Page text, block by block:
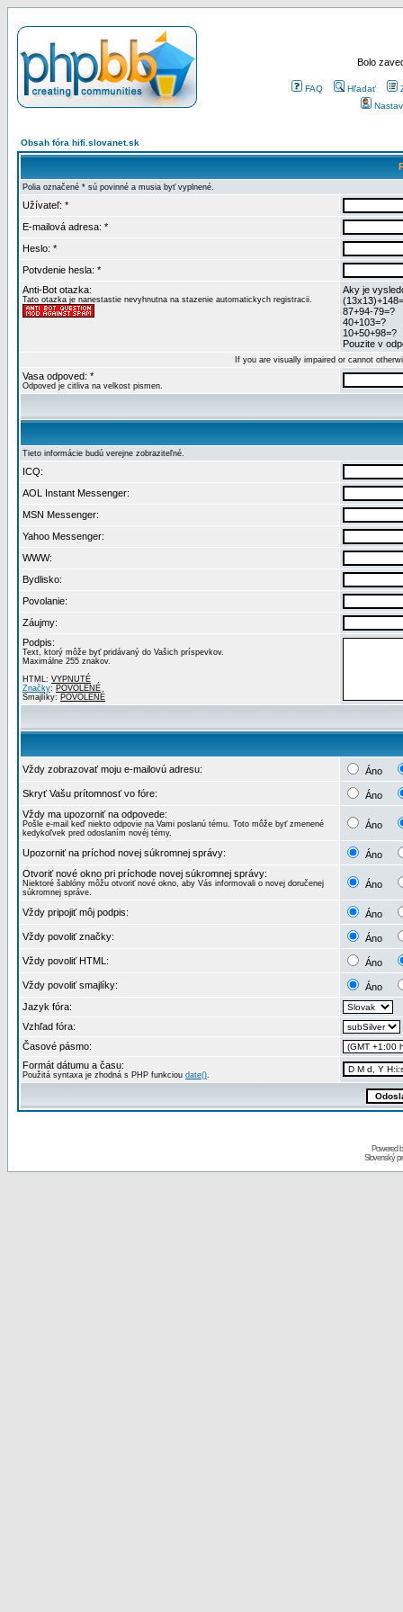
Bolo
FAQ Hľadať
Obsah fóra hifi.slovanet.sk
Polia označené * sú povinné a musia byť vyplnené.
Užívateľ: *
E-mailová adresa: *
Heslo: *
Potvdenie hesla: *
Anti-Bot otazka:
Tato otazka je nanestastie nevyhnutna na stazenie automatickych registracii.
Aky je
87+94-79=?
40+103=?
10+50+98=?
Pouzite v
If you are visually impaired or cannot
Vasa odpoved: *
Odpoved je citliva na velkost pismen.
Tieto informácie budú verejne zobraziteľné.
ICQ:
AOL Instant Messenger:
MSN Messenger:
Yahoo Messenger:
WWW:
Bydlisko:
Povolanie:
Záujmy:
Podpis:
Text, ktorý môže byť pridávaný do Vašich príspevkov.
Maximálne 255 znakov.
HTML: VYPNUTÉ
Značky: POVOLENÉ
Smajlíky: POVOLENÉ
Vždy zobrazovať moju e-mailovú adresu: Áno
Skryť Vašu prítomnosť vo fóre:
Áno
Vždy ma upozorniť na odpovede:
Pošle e-mail keď niekto odpovie na Vami poslanú tému. Toto môže byť zmenené
kedykoľvek pred odoslaním novéj témy.
Áno
Upozorniť na príchod novej súkromnej správy:
Áno
Otvoriť nové okno pri príchode novej súkromnej správy:
Niektoré šablóny môžu otvoriť nové okno, aby Vás informovali o novej doručenej
súkromnej správe.
Áno
Vždy pripojiť môj podpis: Áno
Vždy povoliť značky: Áno
Vždy povoliť HTML: Áno
Vždy povoliť smajlíky:
Áno
Jazyk fóra:
Vzhľad fóra:
Časové pásmo:
Formát dátumu a času:
Použitá syntaxa je zhodná s PHP funkciou date().
Powered
Slovenský